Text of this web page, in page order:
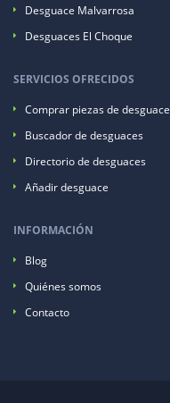
Desguace Malvarrosa
Desguaces El Choque
SERVICIOS OFRECIDOS
Comprar piezas de desguace
Buscador de desguaces
Directorio de desguaces
Añadir desguace
INFORMACIÓN
Blog
Quiénes somos
Contacto